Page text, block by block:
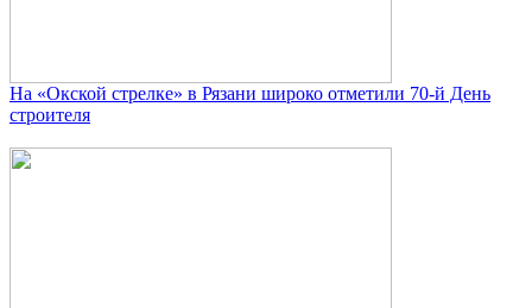
На «Окской стрелке» в Рязани широко отметили 70-й День
строителя